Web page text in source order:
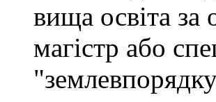
вища освіта за
магістр або